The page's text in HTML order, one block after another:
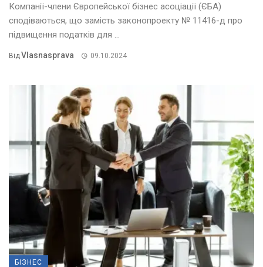
Компанії-члени Європейської бізнес асоціації (ЄБА)
сподіваються, що замість законопроекту № 11416-д про
підвищення податків для ...
ВідVlasnasprava 09.10.2024
БІЗНЕС